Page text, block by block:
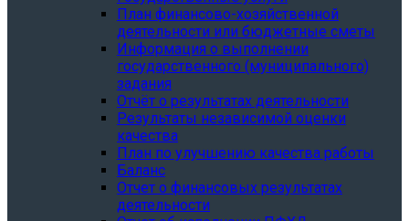
План финансово-хозяйственной
деятельности или бюджетные сметы
Информация о выполнении
государственного (муниципального)
задания
Отчёт о результатах деятельности
Результаты независимой оценки
качества
План по улучшению качества работы
Баланс
Отчет о финансовых результатах
деятельности